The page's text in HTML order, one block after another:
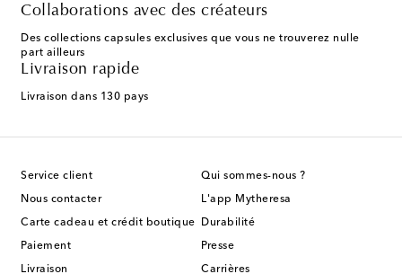
Collaborations avec des créateurs
Des collections capsules exclusives que vous ne trouverez nulle
part ailleurs
Livraison rapide
Livraison dans 130 pays
Service client
Nous contacter
Carte cadeau et crédit boutique
Paiement
Livraison
Qui sommes-nous ?
L'app Mytheresa
Durabilité
Presse
Carrières